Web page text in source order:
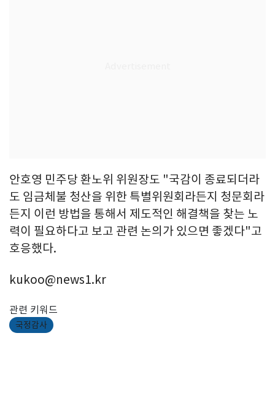
안호영 민주당 환노위 위원장도 "국감이 종료되더라
도 임금체불 청산을 위한 특별위원회라든지 청문회라
든지 이런 방법을 통해서 제도적인 해결책을 찾는 노
력이 필요하다고 보고 관련 논의가 있으면 좋겠다"고
호응했다.
kukoo@news1.kr
관련 키워드
국정감사